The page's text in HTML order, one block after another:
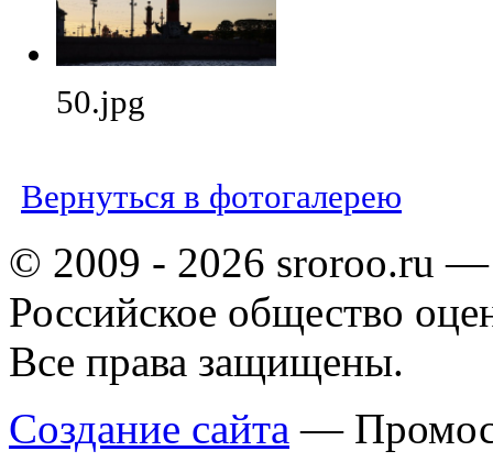
50.jpg
Вернуться в фотогалерею
© 2009 - 2026 sroroo.ru —
Российское общество
Все права защищены.
Создание сайта —